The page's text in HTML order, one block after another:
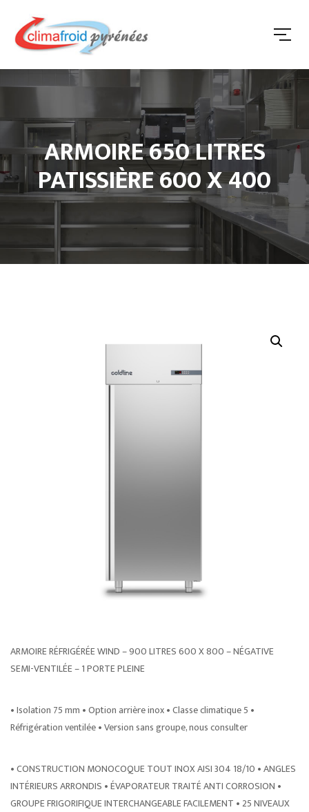
ARMOIRE 650 LITRES
PATISSIÈRE 600 X 400
ARMOIRE RÉFRIGÉRÉE WIND – 900 LITRES 600 X 800 – NÉGATIVE
SEMI-VENTILÉE – 1 PORTE PLEINE
• Isolation 75 mm • Option arrière inox • Classe climatique 5 •
Réfrigération ventilée • Version sans groupe, nous consulter
• CONSTRUCTION MONOCOQUE TOUT INOX AISI 304 18/10 • ANGLES
INTÉRIEURS ARRONDIS • ÉVAPORATEUR TRAITÉ ANTI CORROSION •
GROUPE FRIGORIFIQUE INTERCHANGEABLE FACILEMENT • 25 NIVEAUX